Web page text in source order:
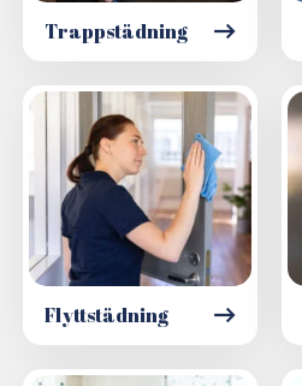
Trappstädning
Flyttstädning